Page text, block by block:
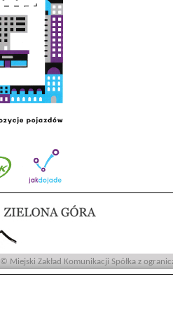
© Miejski Zakład Komunikacji Spółka z